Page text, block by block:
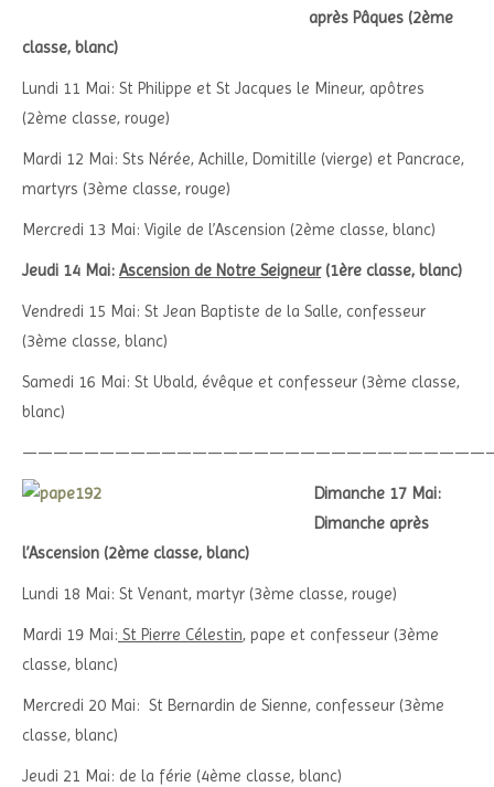
après Pâques (2ème
classe, blanc)
Lundi 11 Mai: St Philippe et St Jacques le Mineur, apôtres
(2ème classe, rouge)
Mardi 12 Mai: Sts Nérée, Achille, Domitille (vierge) et Pancrace,
martyrs (3ème classe, rouge)
Mercredi 13 Mai: Vigile de l’Ascension (2ème classe, blanc)
Jeudi 14 Mai: Ascension de Notre Seigneur(1ère classe, blanc)
Vendredi 15 Mai: St Jean Baptiste de la Salle, confesseur
(3ème classe, blanc)
Samedi 16 Mai: St Ubald, évêque et confesseur (3ème classe,
blanc)
Dimanche 17 Mai:
Dimanche après
l’Ascension (2ème classe, blanc)
Lundi 18 Mai: St Venant, martyr (3ème classe, rouge)
Mardi 19 Mai: St Pierre Célestin, pape et confesseur (3ème
classe, blanc)
Mercredi 20 Mai: St Bernardin de Sienne, confesseur (3ème
classe, blanc)
Jeudi 21 Mai: de la férie (4ème classe, blanc)